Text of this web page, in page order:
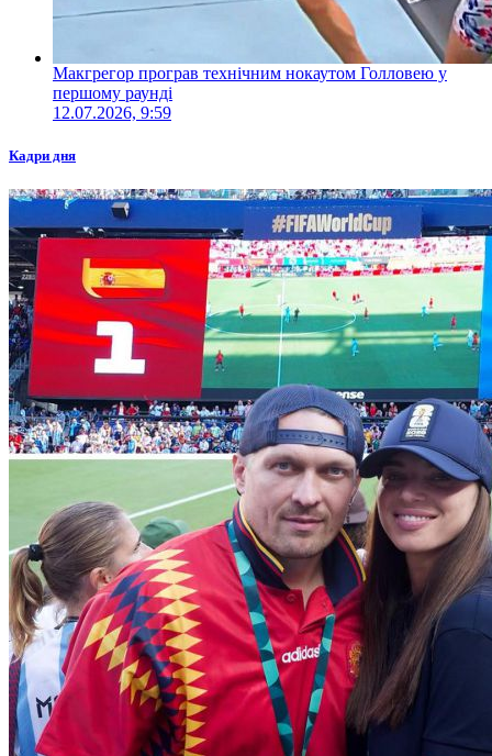
Макгрегор програв технічним нокаутом Голловею у
першому раунді
12.07.2026, 9:59
Кадри дня